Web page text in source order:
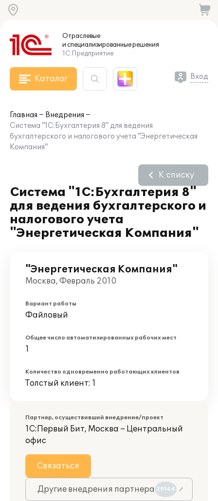
Отраслевые
и специализированныерешения
1С:Предприятие
Каталог Вход
Главная
Внедрения
Система "1С:Бухгалтерия 8" для ведения
бухгалтерского и налогового учета "Энергетическая
Компания"
Система "1С:Бухгалтерия 8"
для ведения бухгалтерского и
налогового учета
"Энергетическая Компания"
К списку
"Энергетическая Компания"
Москва, Февраль 2010
Вариант работы
Файловый
Общее число автоматизированных рабочих мест
1
Количество одновременно работающих клиентов
Толстый клиент: 1
Партнер, осуществивший внедрение/проект
1С:Первый Бит, Москва – Центральный
офис
Связаться
Другие внедрения партнера 29144